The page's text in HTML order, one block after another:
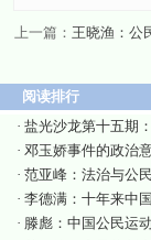
上一篇： 王晓渔：公
阅读排行
· 盐光沙龙第十五期
· 邓玉娇事件的政治
· 范亚峰：法治与公
· 李德满：十年来中
· 滕彪：中国公民运